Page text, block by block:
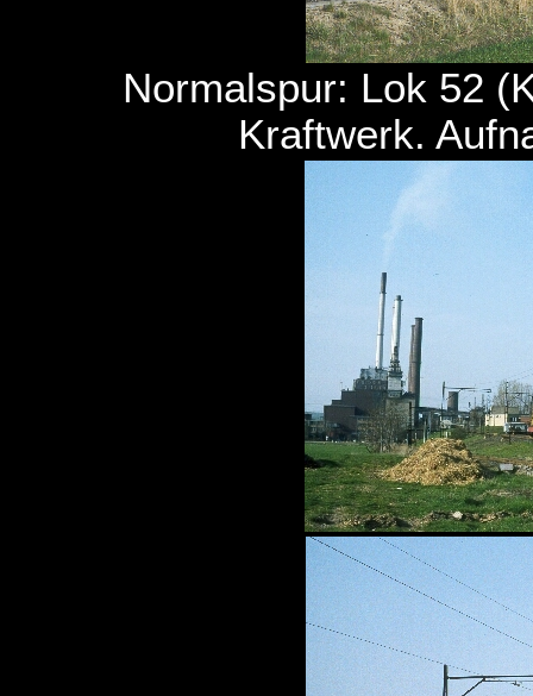
Normalspur: Lok 52
Kraftwerk.